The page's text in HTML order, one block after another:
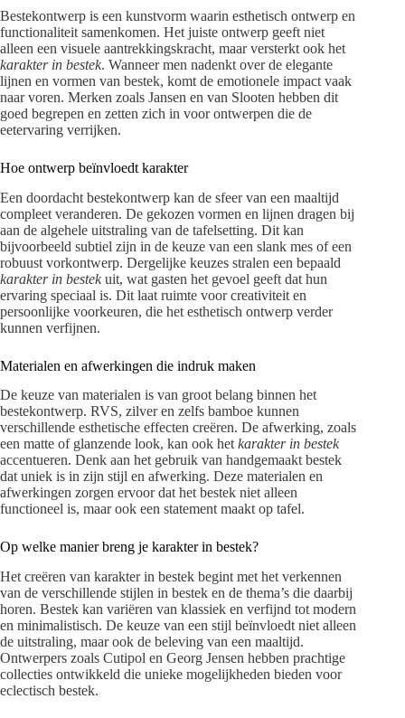
Bestekontwerp is een kunstvorm waarin esthetisch ontwerp en
functionaliteit samenkomen. Het juiste ontwerp geeft niet
alleen een visuele aantrekkingskracht, maar versterkt ook het
karakter in bestek. Wanneer men nadenkt over de elegante
lijnen en vormen van bestek, komt de emotionele impact vaak
naar voren. Merken zoals Jansen en van Slooten hebben dit
goed begrepen en zetten zich in voor ontwerpen die de
eetervaring verrijken.
Hoe ontwerp beïnvloedt karakter
Een doordacht bestekontwerp kan de sfeer van een maaltijd
compleet veranderen. De gekozen vormen en lijnen dragen bij
aan de algehele uitstraling van de tafelsetting. Dit kan
bijvoorbeeld subtiel zijn in de keuze van een slank mes of een
robuust vorkontwerp. Dergelijke keuzes stralen een bepaald
karakter in bestekuit, wat gasten het gevoel geeft dat hun
ervaring speciaal is. Dit laat ruimte voor creativiteit en
persoonlijke voorkeuren, die het esthetisch ontwerp verder
kunnen verfijnen.
Materialen en afwerkingen die indruk maken
De keuze van materialen is van groot belang binnen het
bestekontwerp. RVS, zilver en zelfs bamboe kunnen
verschillende esthetische effecten creëren. De afwerking, zoals
een matte of glanzende look, kan ook het karakter in bestek
accentueren. Denk aan het gebruik van handgemaakt bestek
dat uniek is in zijn stijl en afwerking. Deze materialen en
afwerkingen zorgen ervoor dat het bestek niet alleen
functioneel is, maar ook een statement maakt op tafel.
Op welke manier breng je karakter in bestek?
Het creëren van karakter in bestek begint met het verkennen
van de verschillende stijlen in bestek en de thema’s die daarbij
horen. Bestek kan variëren van klassiek en verfijnd tot modern
en minimalistisch. De keuze van een stijl beïnvloedt niet alleen
de uitstraling, maar ook de beleving van een maaltijd.
Ontwerpers zoals Cutipol en Georg Jensen hebben prachtige
collecties ontwikkeld die unieke mogelijkheden bieden voor
eclectisch bestek.